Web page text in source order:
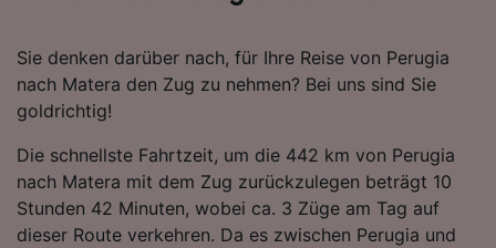
Sie denken darüber nach, für Ihre Reise von Perugia
nach Matera den Zug zu nehmen? Bei uns sind Sie
goldrichtig!
Die schnellste Fahrtzeit, um die 442 km von Perugia
nach Matera mit dem Zug zurückzulegen beträgt 10
Stunden 42 Minuten, wobei ca. 3 Züge am Tag auf
dieser Route verkehren. Da es zwischen Perugia und
aktiv abfragen. Speichern von oder Zugriff auf
Personalisierte Werbung und Inhalte, Messung
von Werbeleistung und der Performance von
Inhalten, Zielgruppenforschung sowie
Entwicklung und Verbesserung von
Angeboten.
Liste der Partner (Lieferanten)